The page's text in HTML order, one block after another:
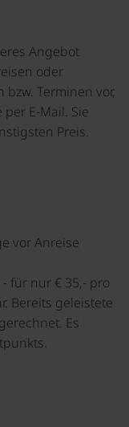
Angebot
oder
Terminen vor,
E-Mail. Sie
Preis.
vor Anreise
für nur € 35,- pro
Bereits geleistete
Es